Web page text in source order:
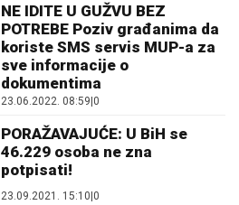
NE IDITE U GUŽVU BEZ
POTREBE Poziv građanima da
koriste SMS servis MUP-a za
sve informacije o
dokumentima
23.06.2022. 08:59 0
PORAŽAVAJUĆE: U BiH se
46.229 osoba ne zna
potpisati!
23.09.2021. 15:10 0